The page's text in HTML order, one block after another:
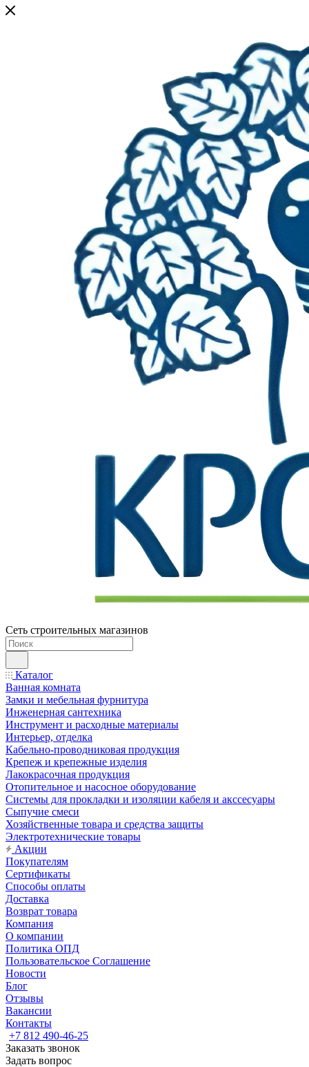
Сеть строительных магазинов
Каталог
Ванная комната
Замки и мебельная фурнитура
Инженерная сантехника
Инструмент и расходные материалы
Интерьер, отделка
Кабельно-проводниковая продукция
Крепеж и крепежные изделия
Лакокрасочная продукция
Отопительное и насосное оборудование
Системы для прокладки и изоляции кабеля и акссесуары
Сыпучие смеси
Хозяйственные товара и средства защиты
Электротехнические товары
Акции
Покупателям
Сертификаты
Способы оплаты
Доставка
Возврат товара
Компания
О компании
Политика ОПД
Пользовательское Соглашение
Новости
Блог
Отзывы
Вакансии
Контакты
+7 812 490-46-25
Заказать звонок
Задать вопрос